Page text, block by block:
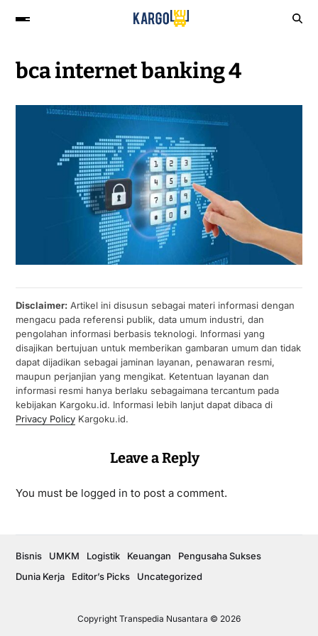
bca internet banking 4
Disclaimer:Artikel ini disusun sebagai materi informasi dengan
mengacu pada referensi publik, data umum industri, dan
pengolahan informasi berbasis teknologi. Informasi yang
disajikan bertujuan untuk memberikan gambaran umum dan tidak
dapat dijadikan sebagai jaminan layanan, penawaran resmi,
maupun perjanjian yang mengikat. Ketentuan layanan dan
informasi resmi hanya berlaku sebagaimana tercantum pada
kebijakan Kargoku.id. Informasi lebih lanjut dapat dibaca di
Privacy PolicyKargoku.id.
Leave a Reply
You must be logged in to post a comment.
Copyright Transpedia Nusantara © 2026
Bisnis UMKM Logistik Keuangan
Pengusaha Sukses
Dunia Kerja
Editor’s Picks Uncategorized